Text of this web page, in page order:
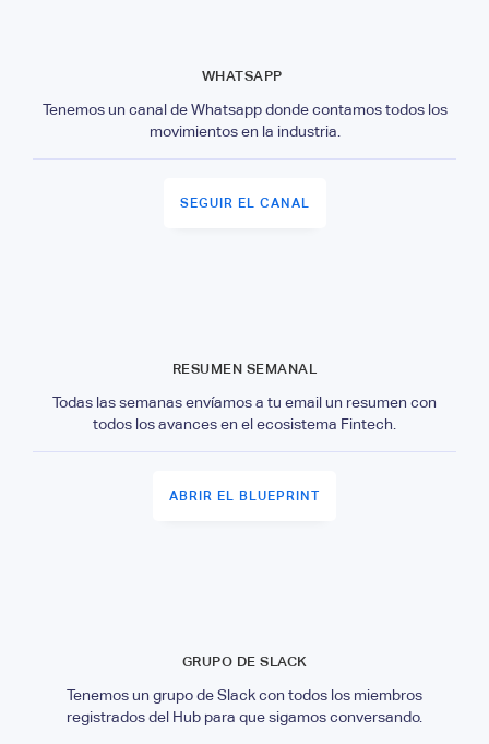
WHATSAPP
Tenemos un canal de Whatsapp donde contamos todos los
movimientos en la industria.
SEGUIR EL CANAL
RESUMEN SEMANAL
Todas las semanas envíamos a tu email un resumen con
todos los avances en el ecosistema Fintech.
ABRIR EL BLUEPRINT
GRUPO DE SLACK
Tenemos un grupo de Slack con todos los miembros
registrados del Hub para que sigamos conversando.